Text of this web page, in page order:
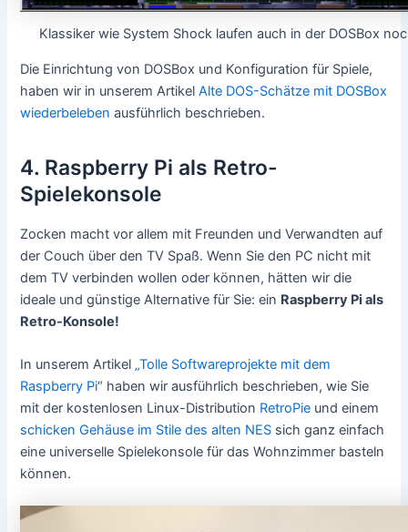
Klassiker wie System Shock laufen auch in der DOSBox
Die Einrichtung von DOSBox und Konfiguration für Spiele,
haben wir in unserem ArtikelAlte DOS-Schätze mit DOSBox
wiederbeleben ausführlich beschrieben.
4. Raspberry Pi als Retro-
Spielekonsole
Zocken macht vor allem mit Freunden und Verwandten auf
der Couch über den TV Spaß. Wenn Sie den PC nicht mit
dem TV verbinden wollen oder können, hätten wir die
ideale und günstige Alternative für Sie: ein Raspberry Pi als
Retro-Konsole!
In unserem Artikel „Tolle Softwareprojekte mit dem
Raspberry Pi“ haben wir ausführlich beschrieben, wie Sie
mit der kostenlosen Linux-Distribution RetroPie und einem
schicken Gehäuse im Stile des alten NES sich ganz einfach
eine universelle Spielekonsole für das Wohnzimmer basteln
können.